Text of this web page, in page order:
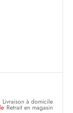
Livraison à domicile
Retrait en magasin